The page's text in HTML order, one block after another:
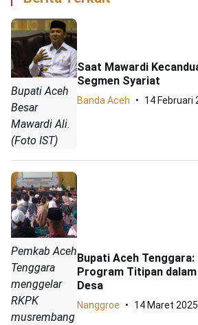
Bupati Aceh
Besar
Mawardi Ali.
(Foto IST)
Saat Mawardi
Segmen Syariat
Banda Aceh 14 Februari
Pemkab Aceh
Tenggara
menggelar
RKPK
musrembang
Bupati Aceh Tenggara:
Program Titipan
Desa
Nanggroe 14 Maret 2025